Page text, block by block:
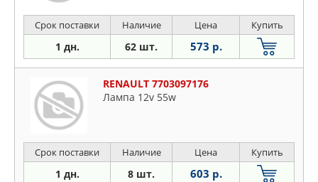
Срок поставки Наличие Цена Купить
1 дн. 62 шт. 573 р.
RENAULT 7703097176
Лампа 12v 55w
Срок поставки Наличие Цена Купить
1 дн. 8 шт. 603 р.